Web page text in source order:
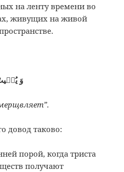
на ленту времени во
живущих на живой
وَ
довод таково:
порой, когда триста
получают